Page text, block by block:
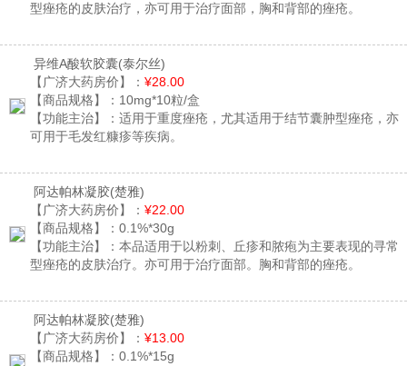
型痤疮的皮肤治疗，亦可用于治疗面部，胸和背部的痤疮。
异维A酸软胶囊(泰尔丝)
【广济大药房价】： ¥28.00
【商品规格】： 10mg*10粒/盒
【功能主治】： 适用于重度痤疮，尤其适用于结节囊肿型痤疮，亦
可用于毛发红糠疹等疾病。
阿达帕林凝胶(楚雅)
【广济大药房价】： ¥22.00
【商品规格】： 0.1%*30g
【功能主治】： 本品适用于以粉刺、丘疹和脓疱为主要表现的寻常
型痤疮的皮肤治疗。亦可用于治疗面部。胸和背部的痤疮。
阿达帕林凝胶(楚雅)
【广济大药房价】： ¥13.00
【商品规格】： 0.1%*15g